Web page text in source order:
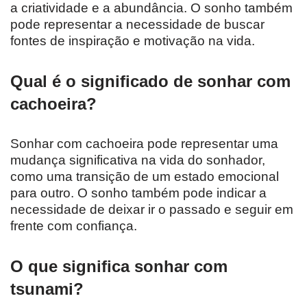
a criatividade e a abundância. O sonho também
pode representar a necessidade de buscar
fontes de inspiração e motivação na vida.
Qual é o significado de sonhar com
cachoeira?
Sonhar com cachoeira pode representar uma
mudança significativa na vida do sonhador,
como uma transição de um estado emocional
para outro. O sonho também pode indicar a
necessidade de deixar ir o passado e seguir em
frente com confiança.
O que significa sonhar com
tsunami?